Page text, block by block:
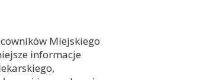
Miejskiego
informacje